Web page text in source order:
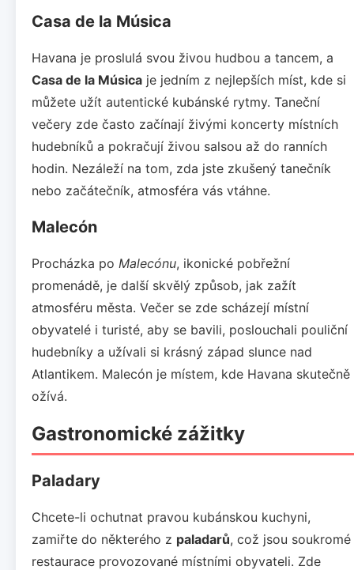
Casa de la Música
Havana je proslulá svou živou hudbou a tancem, a
Casa de la Música je jedním z nejlepších míst, kde si
můžete užít autentické kubánské rytmy. Taneční
večery zde často začínají živými koncerty místních
hudebníků a pokračují živou salsou až do ranních
hodin. Nezáleží na tom, zda jste zkušený tanečník
nebo začátečník, atmosféra vás vtáhne.
Malecón
Procházka po Malecónu, ikonické pobřežní
promenádě, je další skvělý způsob, jak zažít
atmosféru města. Večer se zde scházejí místní
obyvatelé i turisté, aby se bavili, poslouchali pouliční
hudebníky a užívali si krásný západ slunce nad
Atlantikem. Malecón je místem, kde Havana skutečně
ožívá.
Gastronomické zážitky
Paladary
Chcete-li ochutnat pravou kubánskou kuchyni,
zamiřte do některého z paladarů, což jsou soukromé
restaurace provozované místními obyvateli. Zde